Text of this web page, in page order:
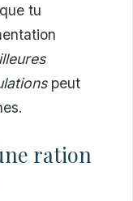
tu
peut
ration